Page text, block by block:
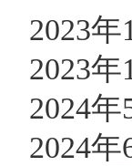
2023
2023
2024
2024